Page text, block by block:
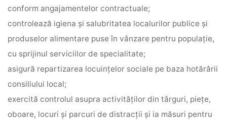
conform angajamentelor contractuale;
controlează igiena şi salubritatea localurilor publice şi
produselor alimentare puse în vânzare pentru populaţie,
cu sprijinul serviciilor de specialitate;
asigură repartizarea locuinţelor sociale pe baza hotărârii
consiliului local;
exercită controlul asupra activităţilor din târguri, pieţe,
oboare, locuri şi parcuri de distracţii şi ia măsuri pentru